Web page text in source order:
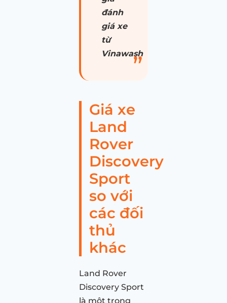
đánh
giá xe
từ
Vinawash
Giá xe
Land
Rover
Discovery
Sport
so với
các đối
thủ
khác
Land Rover
Discovery Sport
là một trong